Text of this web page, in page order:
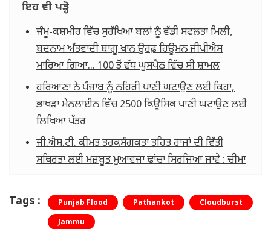
ਇਹ ਵੀ ਪੜ੍ਹੋ
ਜੰਮੂ-ਕਸ਼ਮੀਰ ਵਿੱਚ ਸੁਰੱਖਿਆ ਬਲਾਂ ਨੂੰ ਵੱਡੀ ਸਫਲਤਾ ਮਿਲੀ,
ਬਦਨਾਮ ਅੱਤਵਾਦੀ ਬਾਗੂ ਖਾਨ ਉਰਫ਼ ਹਿਊਮਨ ਜੀਪੀਐਸ
ਮਾਰਿਆ ਗਿਆ... 100 ਤੋਂ ਵੱਧ ਘੁਸਪੈਠ ਵਿੱਚ ਸੀ ਸ਼ਾਮਲ
ਹਰਿਆਣਾ ਨੇ ਪੰਜਾਬ ਨੂੰ ਨਹਿਰੀ ਪਾਣੀ ਘਟਾਉਣ ਲਈ ਕਿਹਾ,
ਭਾਖੜਾ ਮੇਨਲਾਈਨ ਵਿੱਚ 2500 ਕਿਊਸਿਕ ਪਾਣੀ ਘਟਾਉਣ ਲਈ
ਲਿਖਿਆ ਪੱਤਰ
ਜੀ.ਐਸ.ਟੀ. ਕੀਮਤ ਤਰਕਸੰਗਕਤਾ ਤਹਿਤ ਰਾਜਾਂ ਦੀ ਵਿੱਤੀ
ਸਥਿਰਤਾ ਲਈ ਮਜ਼ਬੂਤ ਮੁਆਵਜਾ ਢਾਂਚਾ ਸਿਰਜਿਆ ਜਾਵੇ : ਚੀਮਾ
Tags : Punjab Flood Pathankot
Cloudburst
Jammu